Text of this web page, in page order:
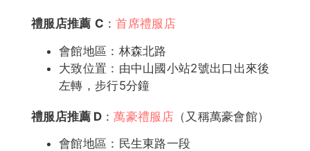
禮服店推薦 C ：首席禮服店
會館地區：林森北路
大致位置：由中山國小站2號出口出來後
左轉，步行5分鐘
禮服店推薦 D ：萬豪禮服店（又稱萬豪會館）
會館地區：民生東路一段